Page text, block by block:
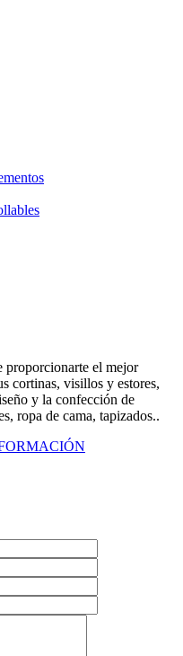
proporcionarte el mejor
cortinas, visillos y estores,
y la confección de
ropa de cama, tapizados..